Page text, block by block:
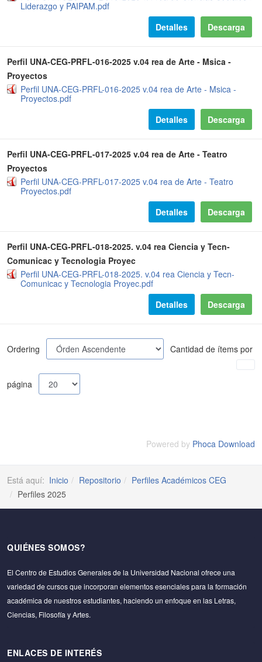
Liderazgo y PAIPAM.pdf
Descarga
Detalles
Perfil UNA-CEG-PRFL-016-2025 v.04 rea de Arte - Msica -
Proyectos
Perfil UNA-CEG-PRFL-016-2025 v.04 rea de Arte - Msica -
Proyectos.pdf
Descarga
Detalles
Perfil UNA-CEG-PRFL-017-2025 v.04 rea de Arte - Teatro
Proyectos
Perfil UNA-CEG-PRFL-017-2025 v.04 rea de Arte - Teatro
Proyectos.pdf
Descarga
Detalles
Perfil UNA-CEG-PRFL-018-2025. v.04 rea Ciencia y Tecn-
Comunicac y Tecnologia Proyec
Perfil UNA-CEG-PRFL-018-2025. v.04 rea Ciencia y Tecn-
Comunicac y Tecnologia Proyec.pdf
Descarga
Detalles
Ordering Cantidad de ítems por
página
Powered by Phoca Download
Está aquí: Inicio Repositorio
Perfiles Académicos CEG
Perfiles 2025
QUIÉNES SOMOS?
El Centro de Estudios Generales de la Universidad Nacional ofrece una
variedad de cursos que incorporan elementos esenciales para la formación
académica de nuestros estudiantes, haciendo un enfoque en las Letras,
Ciencias, Filosofía y Artes.
ENLACES DE INTERÉS